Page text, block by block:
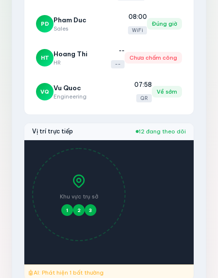
PD
Pham Duc
Sales
08:00
WiFi
Đúng giờ
HT
Hoang Thi
HR
--
--
Chưa chấm công
VQ
Vu Quoc
Engineering
07:58
QR
Về sớm
Vị trí trực tiếp 12 đang theo dõi
Khu vực trụ sở
1 2 3
🤖AI: Phát hiện 1 bất thường